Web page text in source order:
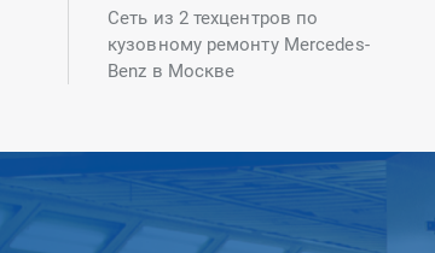
Сеть из 2 техцентров по
кузовному ремонту Mercedes-
Benz в Москве